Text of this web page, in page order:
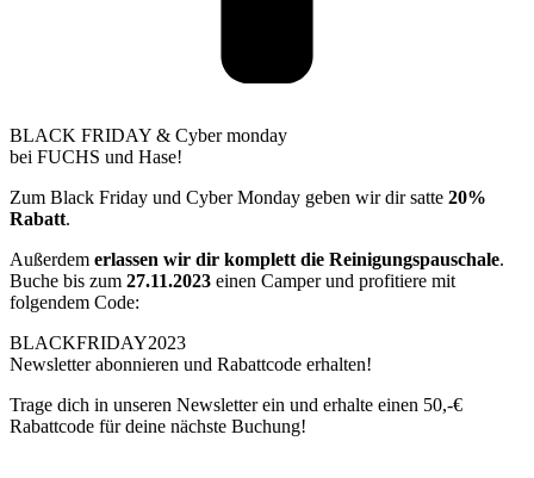
BLACK FRIDAY & Cyber monday
bei FUCHS und Hase!
Zum Black Friday und Cyber Monday geben wir dir satte 20%
Rabatt.
Außerdem erlassen wir dir komplett die Reinigungspauschale.
Buche bis zum 27.11.2023 einen Camper und profitiere mit
folgendem Code:
BLACKFRIDAY2023
Newsletter abonnieren und Rabattcode erhalten!
Trage dich in unseren Newsletter ein und erhalte einen 50,-€
Rabattcode für deine nächste Buchung!